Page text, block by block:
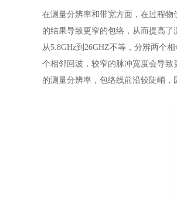
在测量分辨率和带宽方面，在过程
的结果导致更窄的包络，从而提高
从5.8GHz到26GHZ不等，分辨两个
个相邻回波，较窄的脉冲宽度会导
的测量分辨率，包络线前沿较陡峭，